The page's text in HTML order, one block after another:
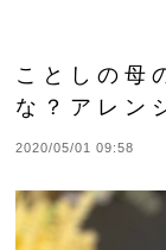
ことしの母
な？アレン
2020/05/01 09:58